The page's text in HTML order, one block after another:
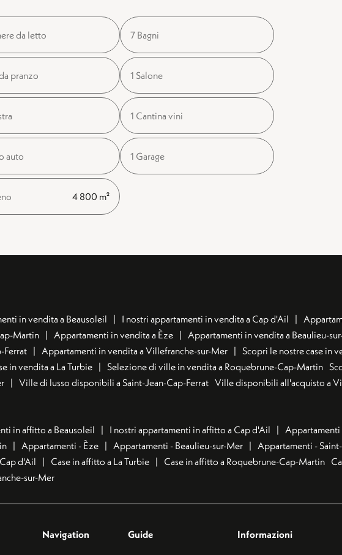
da letto 7 Bagni
pranzo 1 Salone
1 Cantina vini
auto 1 Garage
4 800 m²
in vendita a Beausoleil I nostri appartamenti in vendita a Cap d'Ail
Martin
Appartamenti in vendita a Èze
Appartamenti in vendita a Beaulieu-
Ferrat
Appartamenti in vendita a Villefranche-sur-Mer Scopri le nostre case in
in vendita a La Turbie Selezione di ville in vendita a Roquebrune-Cap-Martin
Ville di lusso disponibili a Saint-Jean-Cap-Ferrat Ville disponibili all'acquisto a
in affitto a Beausoleil I nostri appartamenti in affitto a Cap d'Ail
Appartamenti
Appartamenti - Èze Appartamenti - Beaulieu-sur-Mer Appartamenti -
d'Ail Case in affitto a La Turbie Case in affitto a Roquebrune-Cap-Martin
sur-Mer
Navigation Guide Informazioni